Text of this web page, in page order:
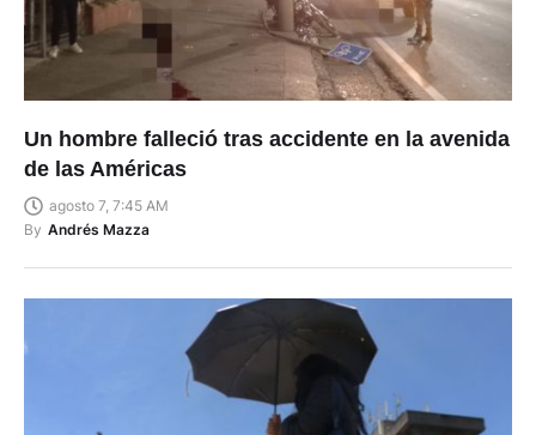
Un hombre falleció tras accidente en la avenida
de las Américas
agosto 7, 7:45 AM
By Andrés Mazza